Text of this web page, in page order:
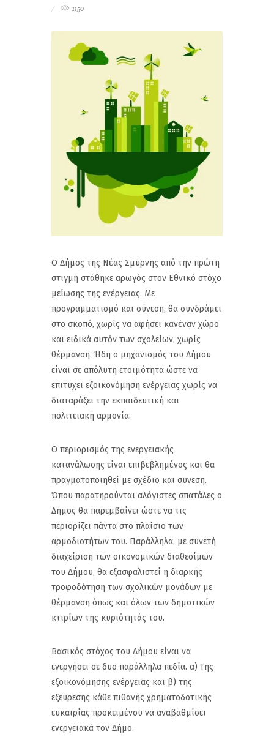
1150
Ο Δήμος της Νέας Σμύρνης από την πρώτη
στιγμή στάθηκε αρωγός στον Εθνικό στόχο
μείωσης της ενέργειας. Με
προγραμματισμό και σύνεση, θα συνδράμει
στο σκοπό, χωρίς να αφήσει κανέναν χώρο
και ειδικά αυτόν των σχολείων, χωρίς
θέρμανση. Ήδη ο μηχανισμός του Δήμου
είναι σε απόλυτη ετοιμότητα ώστε να
επιτύχει εξοικονόμηση ενέργειας χωρίς να
διαταράξει την εκπαιδευτική και
πολιτειακή αρμονία.
Ο περιορισμός της ενεργειακής
κατανάλωσης είναι επιβεβλημένος και θα
πραγματοποιηθεί με σχέδιο και σύνεση.
Όπου παρατηρούνται αλόγιστες σπατάλες ο
Δήμος θα παρεμβαίνει ώστε να τις
περιορίζει πάντα στο πλαίσιο των
αρμοδιοτήτων του. Παράλληλα, με συνετή
διαχείριση των οικονομικών διαθεσίμων
του Δήμου, θα εξασφαλιστεί η διαρκής
τροφοδότηση των σχολικών μονάδων με
θέρμανση όπως και όλων των δημοτικών
κτιρίων της κυριότητάς του.
Βασικός στόχος του Δήμου είναι να
ενεργήσει σε δυο παράλληλα πεδία. α) Της
εξοικονόμησης ενέργειας και β) της
εξεύρεσης κάθε πιθανής χρηματοδοτικής
ευκαιρίας προκειμένου να αναβαθμίσει
ενεργειακά τον Δήμο.